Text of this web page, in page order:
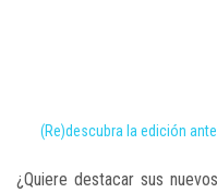
(Re)descubra la edición
¿Quiere destacar sus